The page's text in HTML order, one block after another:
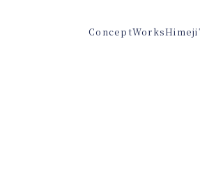
ConceptWorksHimeji